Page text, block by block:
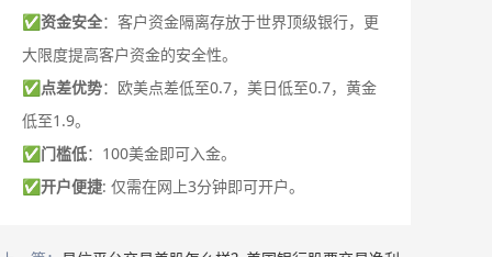
✅资金安全：客户资金隔离存放于世界顶级银行，更
大限度提高客户资金的安全性。
✅点差优势：欧美点差低至0.7，美日低至0.7，黄金
低至1.9。
✅门槛低：100美金即可入金。
✅开户便捷: 仅需在网上3分钟即可开户。